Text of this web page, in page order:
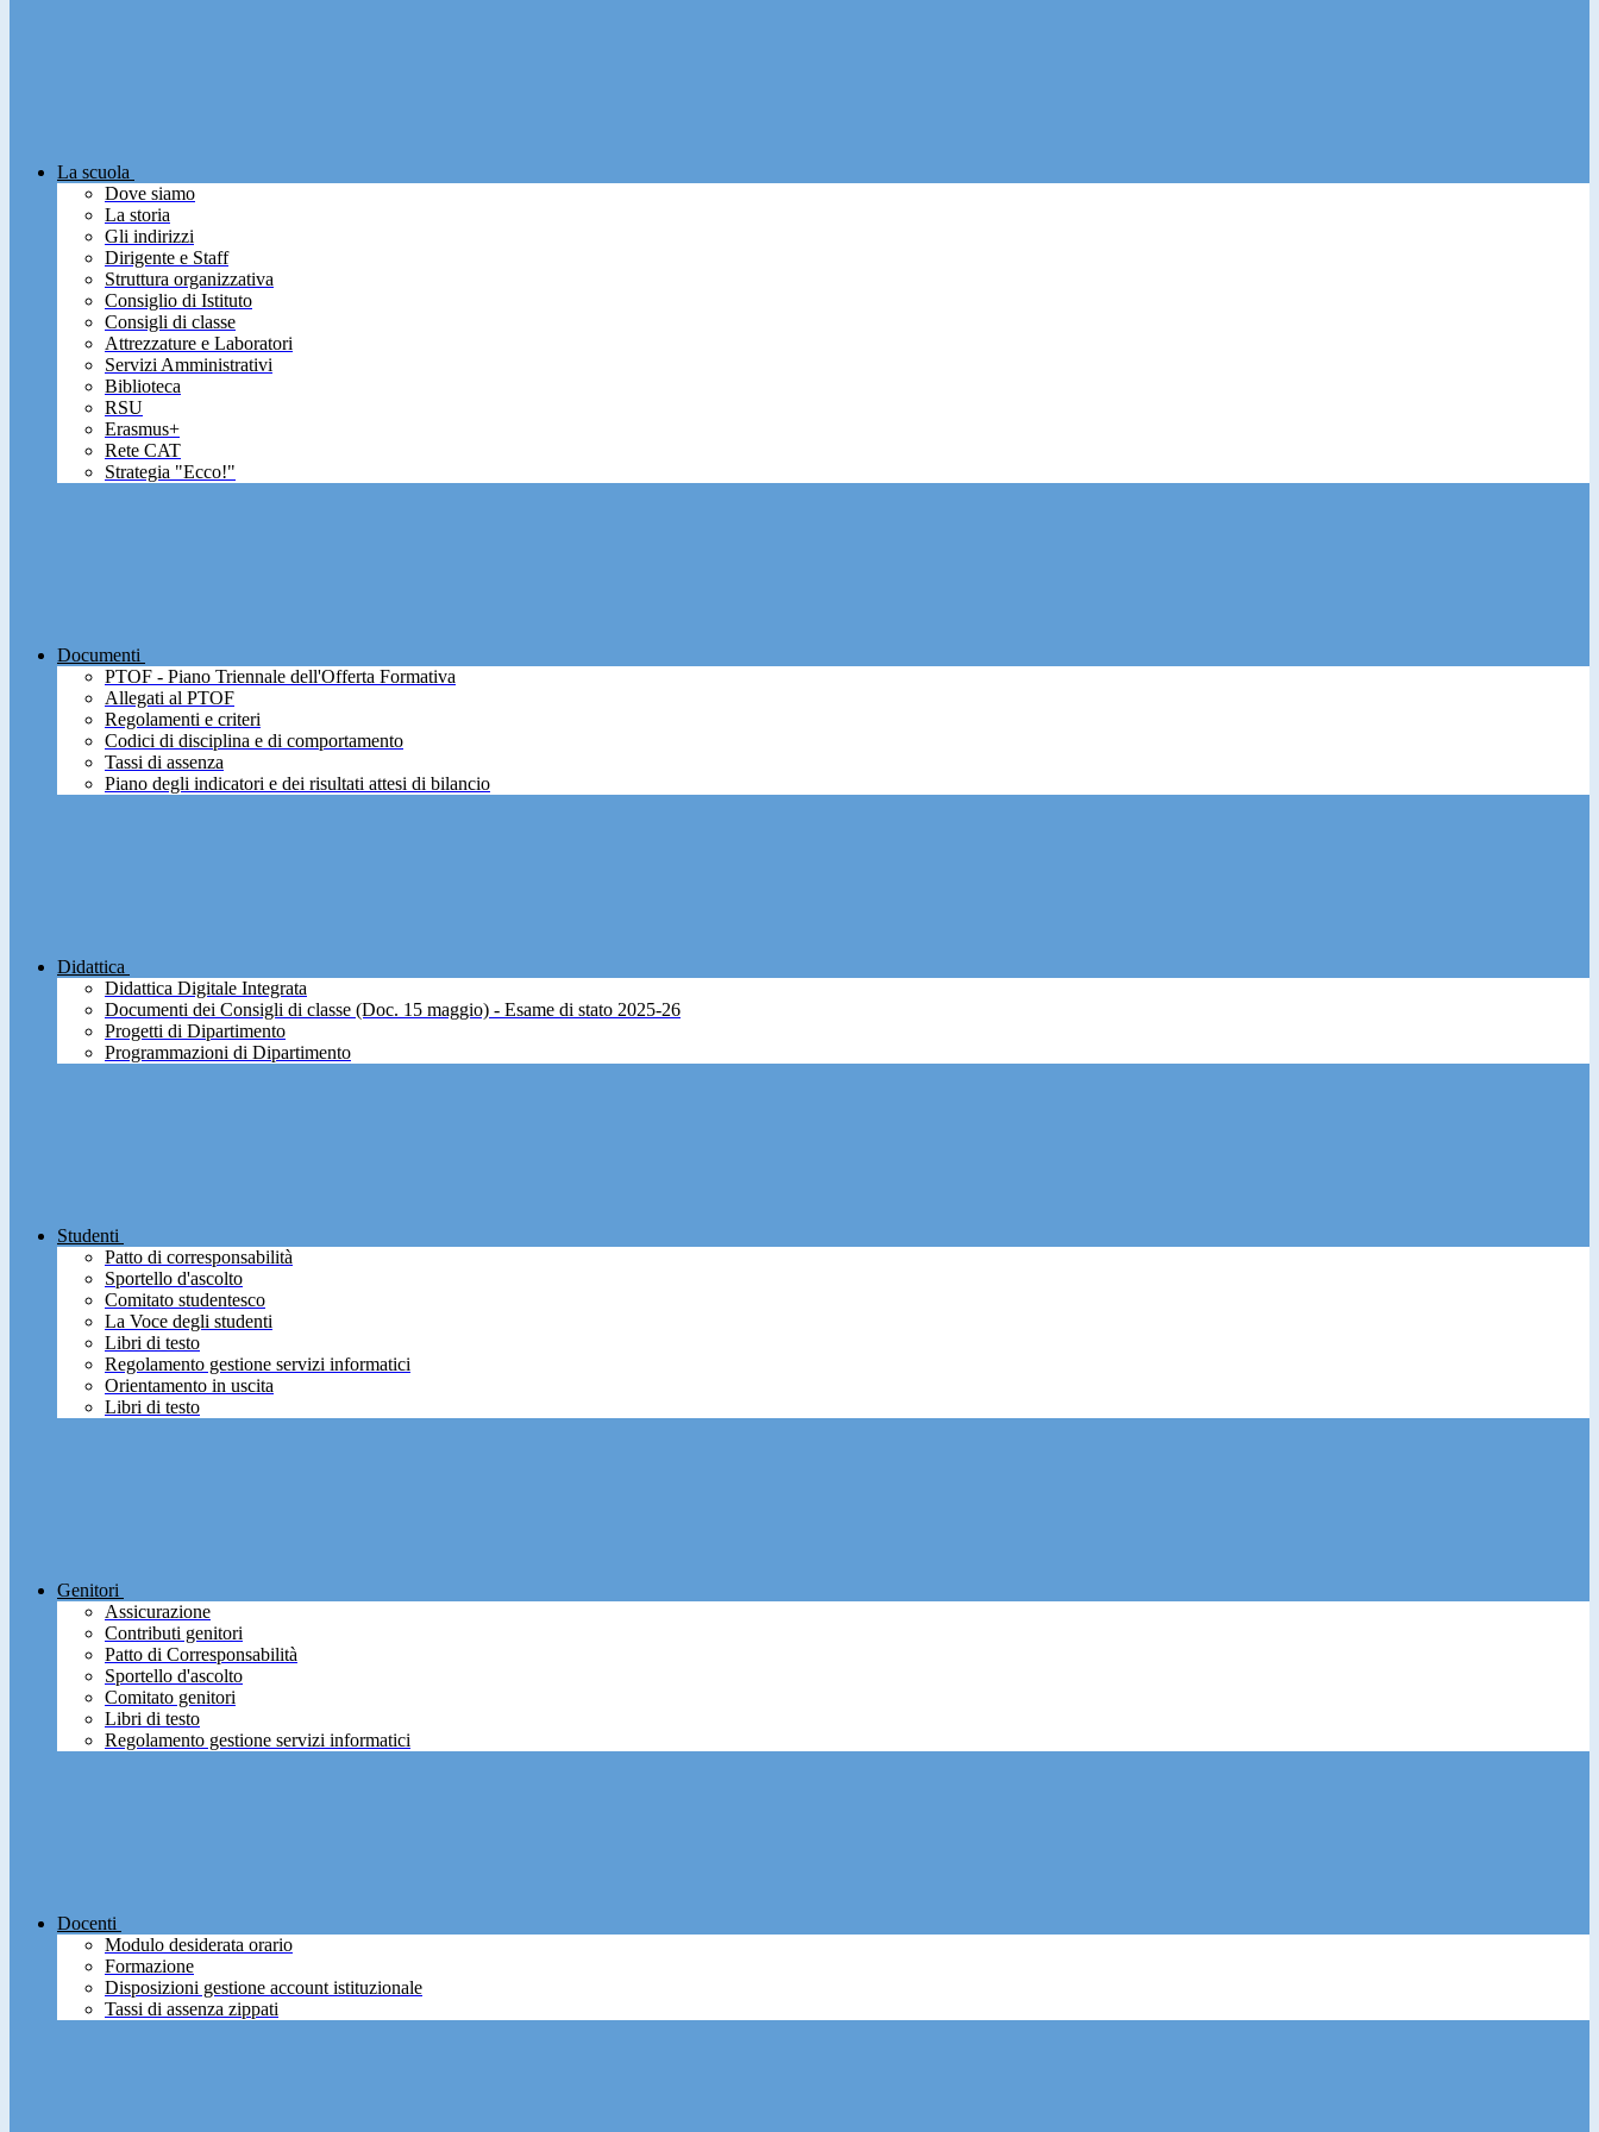
La scuola
Dove siamo
La storia
Gli indirizzi
Dirigente e Staff
Struttura organizzativa
Consiglio di Istituto
Consigli di classe
Attrezzature e Laboratori
Servizi Amministrativi
Biblioteca
RSU
Erasmus+
Rete CAT
Strategia "Ecco!"
Documenti
PTOF - Piano Triennale dell'Offerta Formativa
Allegati al PTOF
Regolamenti e criteri
Codici di disciplina e di comportamento
Tassi di assenza
Piano degli indicatori e dei risultati attesi di bilancio
Didattica
Didattica Digitale Integrata
Documenti dei Consigli di classe (Doc. 15 maggio) - Esame di stato 2025-26
Progetti di Dipartimento
Programmazioni di Dipartimento
Studenti
Patto di corresponsabilità
Sportello d'ascolto
Comitato studentesco
La Voce degli studenti
Libri di testo
Regolamento gestione servizi informatici
Orientamento in uscita
Libri di testo
Genitori
Assicurazione
Contributi genitori
Patto di Corresponsabilità
Sportello d'ascolto
Comitato genitori
Libri di testo
Regolamento gestione servizi informatici
Docenti
Modulo desiderata orario
Formazione
Disposizioni gestione account istituzionale
Tassi di assenza zippati